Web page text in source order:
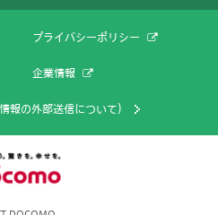
プライバシーポリシー
企業情報
報の外部送信について）